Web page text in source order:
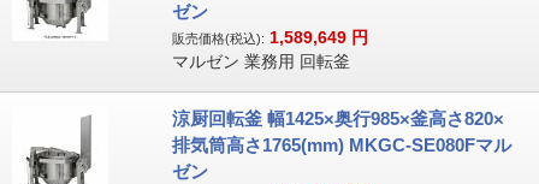
ゼン
販売価格(税込): 1,589,649 円
マルゼン 業務用 回転釜
涼厨回転釜 幅1425×奥行985×釜高さ820×
排気筒高さ1765(mm) MKGC-SE080Fマル
ゼン